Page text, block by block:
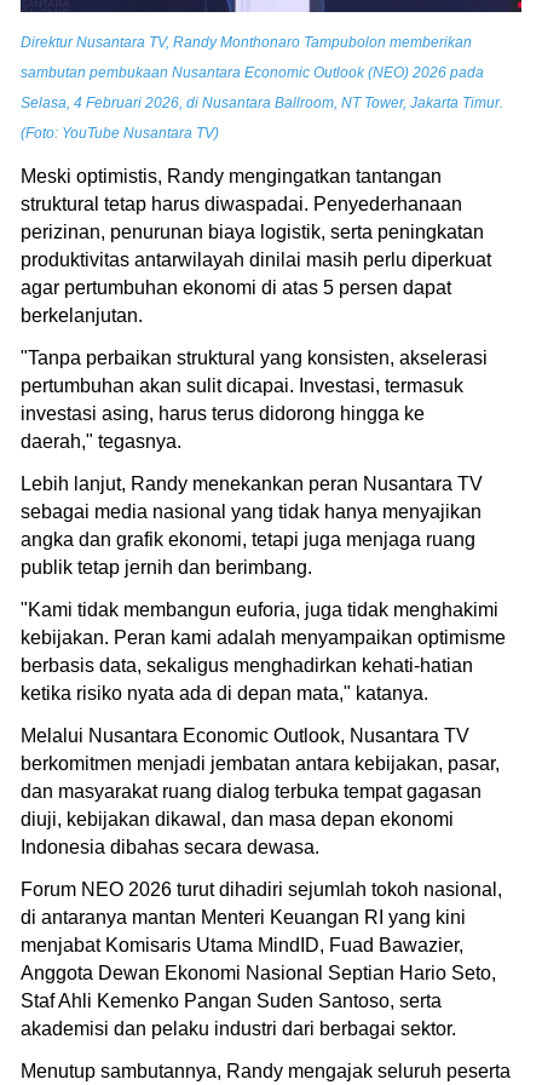
Direktur Nusantara TV, Randy Monthonaro Tampubolon memberikan
sambutan pembukaan Nusantara Economic Outlook (NEO) 2026 pada
Selasa, 4 Februari 2026, di Nusantara Ballroom, NT Tower, Jakarta Timur.
(Foto: YouTube Nusantara TV)
Meski optimistis, Randy mengingatkan tantangan
struktural tetap harus diwaspadai. Penyederhanaan
perizinan, penurunan biaya logistik, serta peningkatan
produktivitas antarwilayah dinilai masih perlu diperkuat
agar pertumbuhan ekonomi di atas 5 persen dapat
berkelanjutan.
"Tanpa perbaikan struktural yang konsisten, akselerasi
pertumbuhan akan sulit dicapai. Investasi, termasuk
investasi asing, harus terus didorong hingga ke
daerah," tegasnya.
Lebih lanjut, Randy menekankan peran Nusantara TV
sebagai media nasional yang tidak hanya menyajikan
angka dan grafik ekonomi, tetapi juga menjaga ruang
publik tetap jernih dan berimbang.
"Kami tidak membangun euforia, juga tidak menghakimi
kebijakan. Peran kami adalah menyampaikan optimisme
berbasis data, sekaligus menghadirkan kehati-hatian
ketika risiko nyata ada di depan mata," katanya.
Melalui Nusantara Economic Outlook, Nusantara TV
berkomitmen menjadi jembatan antara kebijakan, pasar,
dan masyarakat ruang dialog terbuka tempat gagasan
diuji, kebijakan dikawal, dan masa depan ekonomi
Indonesia dibahas secara dewasa.
Forum NEO 2026 turut dihadiri sejumlah tokoh nasional,
di antaranya mantan Menteri Keuangan RI yang kini
menjabat Komisaris Utama MindID, Fuad Bawazier,
Anggota Dewan Ekonomi Nasional Septian Hario Seto,
Staf Ahli Kemenko Pangan Suden Santoso, serta
akademisi dan pelaku industri dari berbagai sektor.
Menutup sambutannya, Randy mengajak seluruh peserta